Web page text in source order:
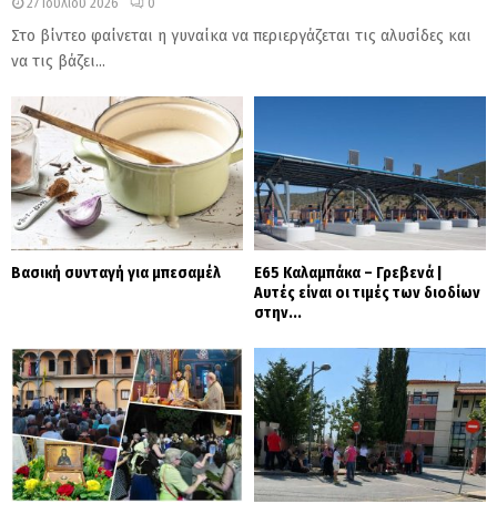
27 Ιουλίου 2026 0
Στο βίντεο φαίνεται η γυναίκα να περιεργάζεται τις αλυσίδες και
να τις βάζει...
Βασική συνταγή για μπεσαμέλ
Ε65 Καλαμπάκα – Γρεβενά |
Αυτές είναι οι τιμές των διοδίων
στην...